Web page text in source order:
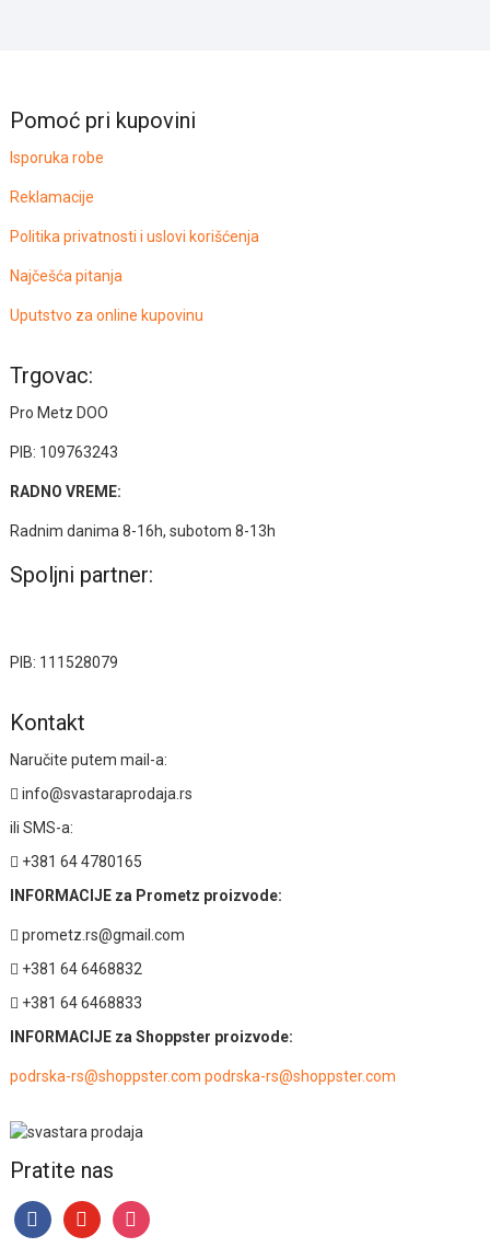
Pomoć pri kupovini
Isporuka robe
Reklamacije
Politika privatnosti i uslovi korišćenja
Najčešća pitanja
Uputstvo za online kupovinu
Trgovac:
Pro Metz DOO
PIB: 109763243
RADNO VREME:
Radnim danima 8-16h, subotom 8-13h
Spoljni partner:
PIB: 111528079
Kontakt
Naručite putem mail-a:
info@svastaraprodaja.rs
ili SMS-a:
+381 64 4780165
INFORMACIJE za Prometz proizvode:
prometz.rs@gmail.com
+381 64 6468832
+381 64 6468833
INFORMACIJE za Shoppster proizvode:
podrska-rs@shoppster.com podrska-rs@shoppster.com
Pratite nas
facebookyoutubeinstagram